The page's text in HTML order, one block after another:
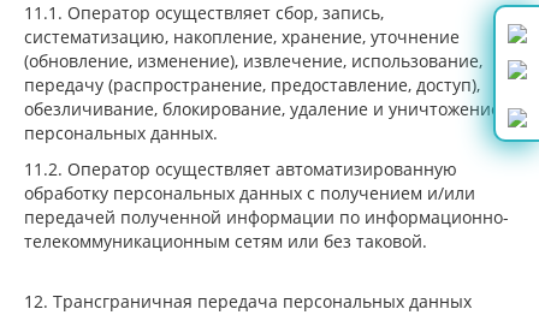
11.1. Оператор осуществляет сбор, запись,
систематизацию, накопление, хранение, уточнение
(обновление, изменение), извлечение, использование,
передачу (распространение, предоставление, доступ),
обезличивание, блокирование, удаление и уничтожение
персональных данных.
11.2. Оператор осуществляет автоматизированную
обработку персональных данных с получением и/или
передачей полученной информации по информационно-
телекоммуникационным сетям или без таковой.
12. Трансграничная передача персональных данных